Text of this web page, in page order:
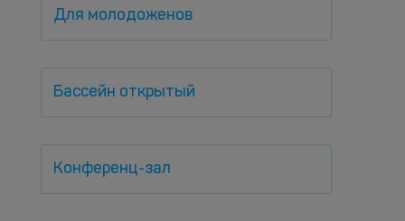
Для молодоженов
Бассейн открытый
Конференц-зал